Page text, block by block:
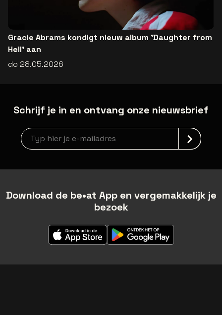
Gracie Abrams kondigt nieuw album 'Daughter from
Hell' aan
do 28.05.2026
Schrijf je in en ontvang onze nieuwsbrief
Nieuwsbrief aanmelding
Download de be•at App en vergemakkelijk je
bezoek